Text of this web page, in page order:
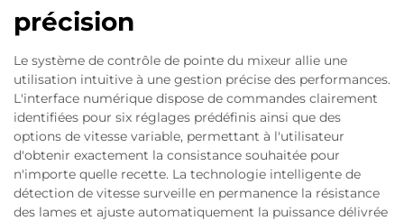
précision
Le système de contrôle de pointe du mixeur allie une
utilisation intuitive à une gestion précise des performances.
L'interface numérique dispose de commandes clairement
identifiées pour six réglages prédéfinis ainsi que des
options de vitesse variable, permettant à l'utilisateur
d'obtenir exactement la consistance souhaitée pour
n'importe quelle recette. La technologie intelligente de
détection de vitesse surveille en permanence la résistance
des lames et ajuste automatiquement la puissance délivrée